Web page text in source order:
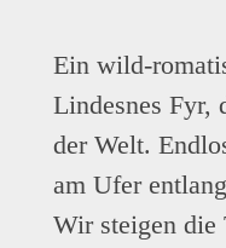
Ein wild-
Lindesnes Fyr,
der Welt.
am Ufer
Wir steigen die